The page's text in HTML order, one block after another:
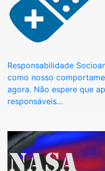
Responsabilidade
como nosso
agora. Não espere que
responsáveis...